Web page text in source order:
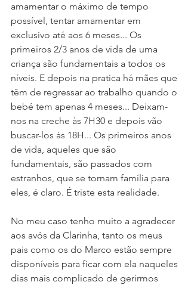
amamentar o máximo de tempo
possível, tentar amamentar em
exclusivo até aos 6 meses... Os
primeiros 2/3 anos de vida de uma
criança são fundamentais a todos os
níveis. E depois na pratica há mães que
têm de regressar ao trabalho quando o
bebé tem apenas 4 meses... Deixam-
nos na creche às 7H30 e depois vão
buscar-los às 18H... Os primeiros anos
de vida, aqueles que são
fundamentais, são passados com
estranhos, que se tornam família para
eles, é claro. É triste esta realidade.
No meu caso tenho muito a agradecer
aos avós da Clarinha, tanto os meus
pais como os do Marco estão sempre
disponíveis para ficar com ela naqueles
dias mais complicado de gerirmos